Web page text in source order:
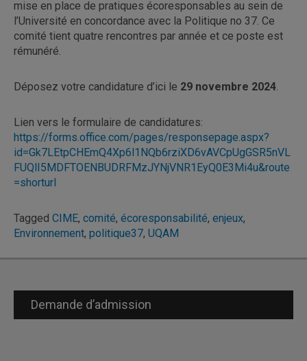
mise en place de pratiques écoresponsables au sein de
l’Université en concordance avec la Politique no 37. Ce
comité tient quatre rencontres par année et ce poste est
rémunéré.
Déposez votre candidature d’ici le 29 novembre 2024.
Lien vers le formulaire de candidatures:
https://forms.office.com/pages/responsepage.aspx?
id=Gk7LEtpCHEmQ4Xp6l1NQb6rziXD6vAVCpUgGSR5nVL
FUQlI5MDFTOENBUDRFMzJYNjVNR1EyQ0E3Mi4u&route
=shorturl
Tagged CIME, comité, écoresponsabilité, enjeux,
Environnement, politique37, UQAM
Demande d’admission